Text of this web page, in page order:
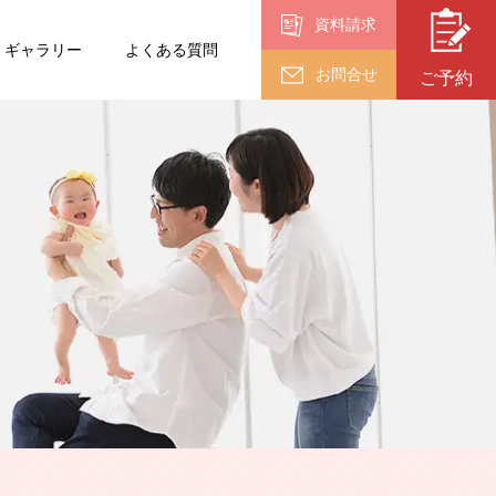
入園・入学・
卒業
卒業
（18歳以上）
終活フォト
ギャラリー よくある質問
資料請求
お問合せ ご予約